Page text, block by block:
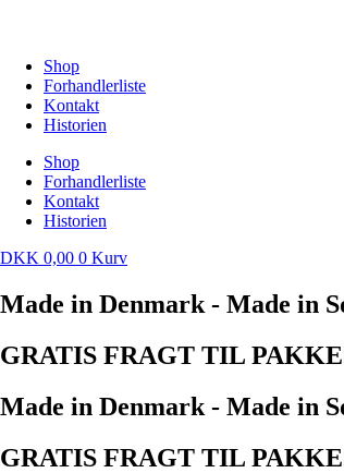
Shop
Forhandlerliste
Kontakt
Historien
Shop
Forhandlerliste
Kontakt
Historien
DKK 0,00 0 Kurv
Made in Denmark - Made in
GRATIS FRAGT TIL
Made in Denmark - Made in
GRATIS FRAGT TIL